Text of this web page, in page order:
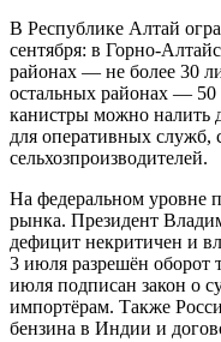
В Республике Алтай
сентября: в Горно-
районах — не более 30
остальных районах — 50
канистры можно налить
для оперативных служб,
сельхозпроизводителей.
На федеральном уровне
рынка. Президент
дефицит некритичен и
3 июля разрешён оборот
июля подписан закон о
импортёрам. Также
бензина в Индии и